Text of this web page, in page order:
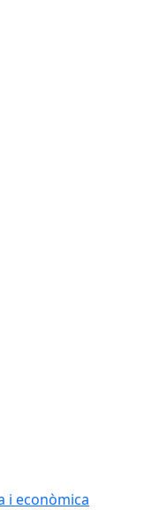
i econòmica